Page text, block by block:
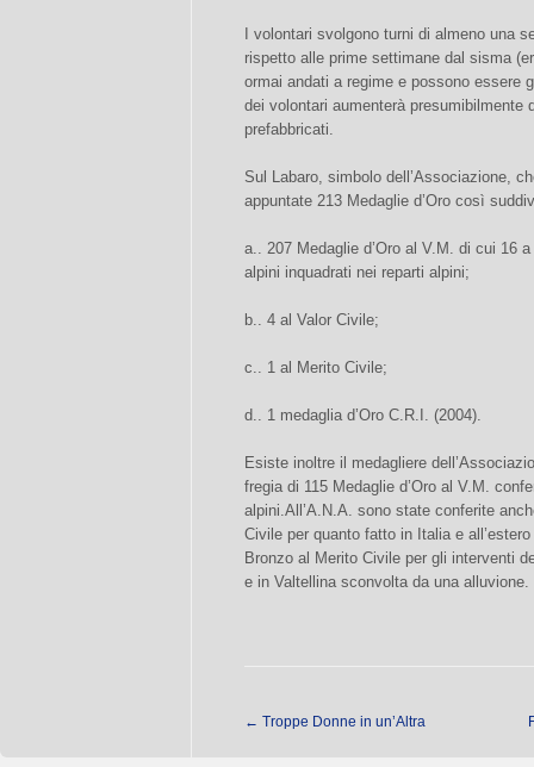
I volontari svolgono turni di almeno una
rispetto alle prime settimane dal sisma
ormai andati a regime e possono essere
dei volontari aumenterà presumibilmente
prefabbricati.
Sul Labaro, simbolo dell’Associazione,
appuntate 213 Medaglie d’Oro così
a.. 207 Medaglie d’Oro al V.M. di cui 16
alpini inquadrati nei reparti alpini;
b.. 4 al Valor Civile;
c.. 1 al Merito Civile;
d.. 1 medaglia d’Oro C.R.I. (2004).
Esiste inoltre il medagliere
fregia di 115 Medaglie d’Oro al V.M.
alpini.All’A.N.A. sono state conferite
Civile per quanto fatto in Italia e
Bronzo al Merito Civile per gli interventi
e in Valtellina sconvolta da una alluvione.
← Troppe Donne in un’Altra